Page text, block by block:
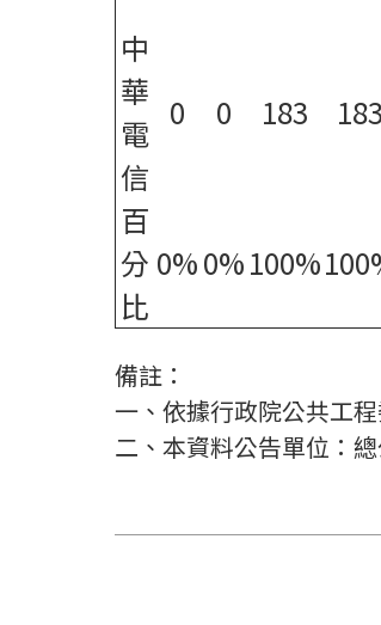
中
華
電
信
0 0 183 183
百
分
比
0%0%100%
備註：
一、依據行政院公共工
二、本資料公告單位：